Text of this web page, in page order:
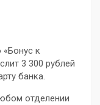
к
3 300 рублей
банка.
отделении